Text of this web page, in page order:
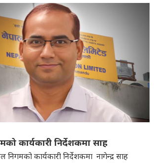
कार्यकारी निर्देशकमा साह
कार्यकारी निर्देशकमा नागेन्द्र साह